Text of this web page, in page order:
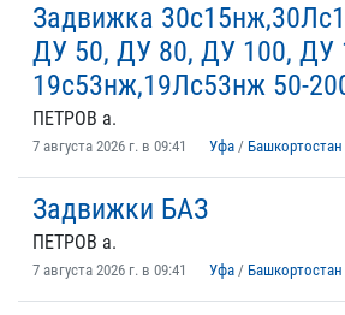
Задвижка
ДУ 50, ДУ 80, ДУ 100, ДУ
19с53нж,19Лс53нж 50-
ПЕТРОВ а.
7 августа 2026 г. в 09:41 Уфа / Башкортостан
Задвижки БАЗ
ПЕТРОВ а.
7 августа 2026 г. в 09:41 Уфа / Башкортостан